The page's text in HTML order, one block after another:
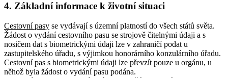
4. Základní informace k životní situaci
Cestovní pasy se vydávají s územní platností do všech států světa.
Žádost o vydání cestovního pasu se strojově čitelnými údaji a s
nosičem dat s biometrickými údaji lze v zahraničí podat u
zastupitelského úřadu, s výjimkou honorárního konzulárního úřadu.
Cestovní pas s biometrickými údaji lze převzít pouze u orgánu, u
něhož byla žádost o vydání pasu podána.